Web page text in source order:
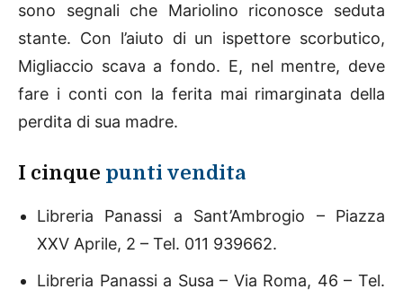
sono segnali che Mariolino riconosce seduta
stante. Con l’aiuto di un ispettore scorbutico,
Migliaccio scava a fondo. E, nel mentre, deve
fare i conti con la ferita mai rimarginata della
perdita di sua madre.
I cinque punti vendita
Libreria Panassi a Sant’Ambrogio – Piazza
XXV Aprile, 2 – Tel. 011 939662.
Libreria Panassi a Susa – Via Roma, 46 – Tel.